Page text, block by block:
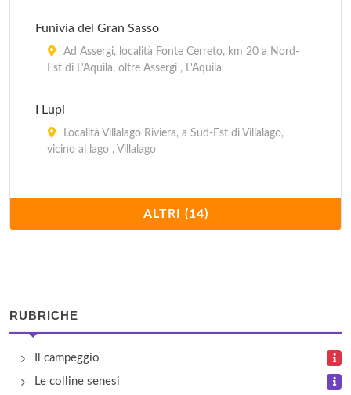
Funivia del Gran Sasso
Ad Assergi, località Fonte Cerreto, km 20 a Nord-
Est di L'Aquila, oltre Assergi , L'Aquila
I Lupi
Località Villalago Riviera, a Sud-Est di Villalago,
vicino al lago , Villalago
località Tre Croci , Barrea
Le Foci
Nord di Opi , Opi
ALTRI (14)
RUBRICHE
Il campeggio
Le colline senesi